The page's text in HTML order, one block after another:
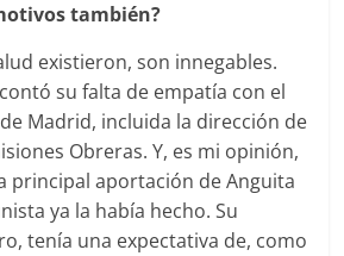
también?
existieron, son innegables.
su falta de empatía con el
Madrid, incluida la dirección de
Obreras. Y, es mi opinión,
principal aportación de Anguita
ya la había hecho. Su
tenía una expectativa de, como